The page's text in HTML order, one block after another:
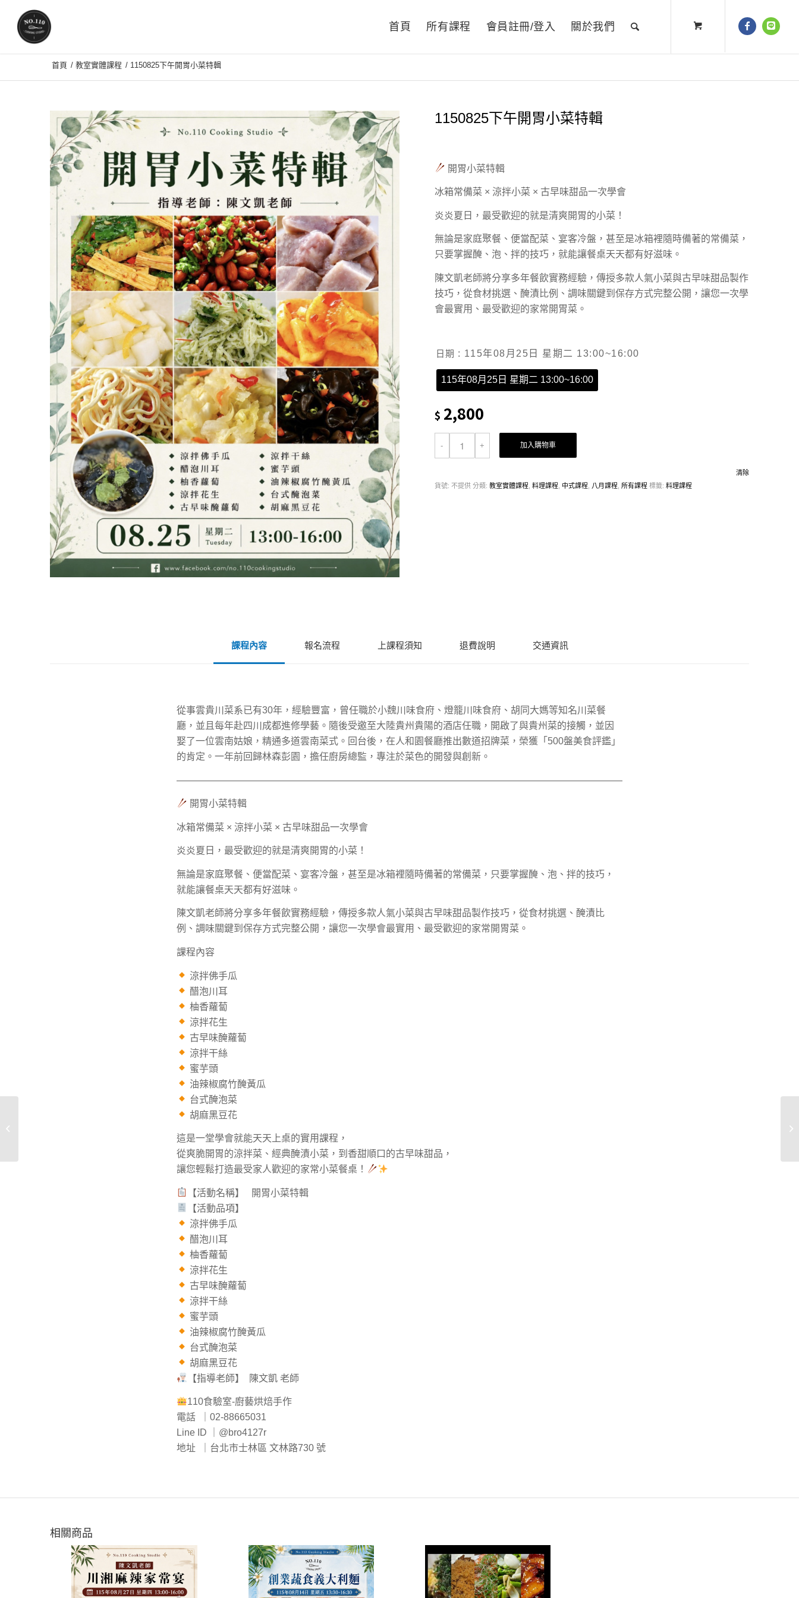
首頁 所有課程 會員註冊/登入 關於我們
首頁 / 教室實體課程 / 1150825下午開胃小菜特輯
1150825下午開胃小菜特輯
開胃小菜特輯
冰箱常備菜 × 涼拌小菜 × 古早味甜品一次學會
炎炎夏日，最受歡迎的就是清爽開胃的小菜！
無論是家庭聚餐、便當配菜、宴客冷盤，甚至是冰箱裡隨時備著的常備菜，
只要掌握醃、泡、拌的技巧，就能讓餐桌天天都有好滋味。
陳文凱老師將分享多年餐飲實務經驗，傳授多款人氣小菜與古早味甜品製作
技巧，從食材挑選、醃漬比例、調味關鍵到保存方式完整公開，讓您一次學
會最實用、最受歡迎的家常開胃菜。
日期 : 115年08月25日 星期二 13:00~16:00
115年08月25日 星期二 13:00~16:00
清除
$ 2,800
加入購物車
貨號: 不提供 分類: 教室實體課程 料理課程 中式課程 八月課程 所有課程 標籤: 料理課程
課程內容 報名流程 上課程須知 退費說明 交通資訊
從事雲貴川菜系已有30年，經驗豐富，曾任職於小魏川味食府、燈籠川味食府、胡同大媽等知名川菜餐
廳，並且每年赴四川成都進修學藝。隨後受邀至大陸貴州貴陽的酒店任職，開啟了與貴州菜的接觸，並因
娶了一位雲南姑娘，精通多道雲南菜式。回台後，在人和園餐廳推出數道招牌菜，榮獲「500盤美食評鑑」
的肯定。一年前回歸林森彭園，擔任廚房總監，專注於菜色的開發與創新。
—————————————————————————————————————————————————————
開胃小菜特輯
冰箱常備菜 × 涼拌小菜 × 古早味甜品一次學會
炎炎夏日，最受歡迎的就是清爽開胃的小菜！
無論是家庭聚餐、便當配菜、宴客冷盤，甚至是冰箱裡隨時備著的常備菜，只要掌握醃、泡、拌的技巧，
就能讓餐桌天天都有好滋味。
陳文凱老師將分享多年餐飲實務經驗，傳授多款人氣小菜與古早味甜品製作技巧，從食材挑選、醃漬比
例、調味關鍵到保存方式完整公開，讓您一次學會最實用、最受歡迎的家常開胃菜。
課程內容
涼拌佛手瓜
醋泡川耳
柚香蘿蔔
涼拌花生
古早味醃蘿蔔
涼拌干絲
蜜芋頭
油辣椒腐竹醃黃瓜
台式醃泡菜
胡麻黑豆花
這是一堂學會就能天天上桌的實用課程，
從爽脆開胃的涼拌菜、經典醃漬小菜，到香甜順口的古早味甜品，
讓您輕鬆打造最受家人歡迎的家常小菜餐桌！
【活動名稱】 開胃小菜特輯
【活動品項】
涼拌佛手瓜
醋泡川耳
柚香蘿蔔
涼拌花生
古早味醃蘿蔔
涼拌干絲
蜜芋頭
油辣椒腐竹醃黃瓜
台式醃泡菜
胡麻黑豆花
【指導老師】 陳文凱 老師
110食驗室-廚藝烘焙手作
電話 ｜02-88665031
Line ID ｜@bro4127r
地址 ｜台北市士林區 文林路730 號
相關商品